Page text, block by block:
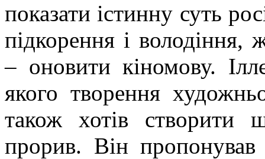
показати істинну суть
підкорення і володіння,
– оновити кіномову.
якого творення
також хотів створити
прорив. Він